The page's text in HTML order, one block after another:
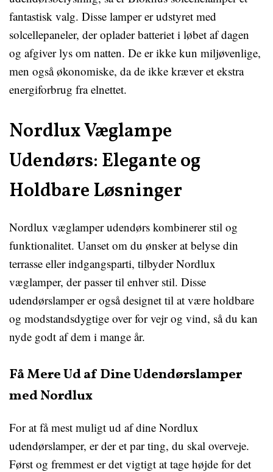
fantastisk valg. Disse lamper er udstyret med
solcellepaneler, der oplader batteriet i løbet af dagen
og afgiver lys om natten. De er ikke kun miljøvenlige,
men også økonomiske, da de ikke kræver et ekstra
energiforbrug fra elnettet.
Nordlux Væglampe
Udendørs: Elegante og
Holdbare Løsninger
Nordlux væglamper udendørs kombinerer stil og
funktionalitet. Uanset om du ønsker at belyse din
terrasse eller indgangsparti, tilbyder Nordlux
væglamper, der passer til enhver stil. Disse
udendørslamper er også designet til at være holdbare
og modstandsdygtige over for vejr og vind, så du kan
nyde godt af dem i mange år.
Få Mere Ud af Dine Udendørslamper
med Nordlux
For at få mest muligt ud af dine Nordlux
udendørslamper, er der et par ting, du skal overveje.
Først og fremmest er det vigtigt at tage højde for det